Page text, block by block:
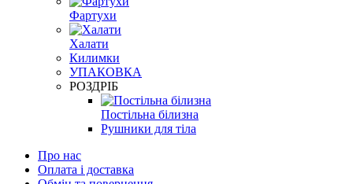
Фартухи
Халати
Килимки
УПАКОВКА
РОЗДРІБ
Постільна білизна
Рушники для тіла
Про нас
Оплата і доставка